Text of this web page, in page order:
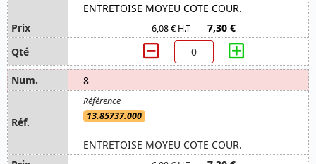
ENTRETOISE MOYEU COTE COUR.
6,08 € H.T 7,30 €
8
13.85737.000
ENTRETOISE MOYEU COTE COUR.